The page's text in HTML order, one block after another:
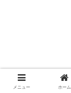
メニュー ホーム